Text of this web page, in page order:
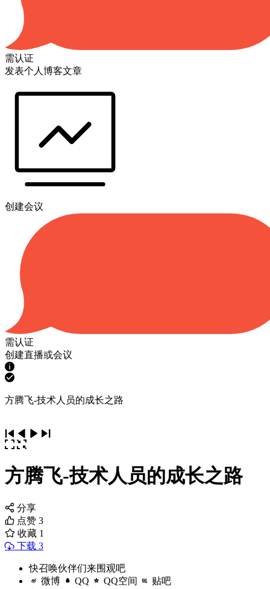
需认证
发表个人博客文章
创建会议
需认证
创建直播或会议
方腾飞-技术人员的成长之路
方腾飞-技术人员的成长之路
分享
点赞 3
收藏 1
下载 3
快召唤伙伴们来围观吧
微博 QQ QQ空间 贴吧